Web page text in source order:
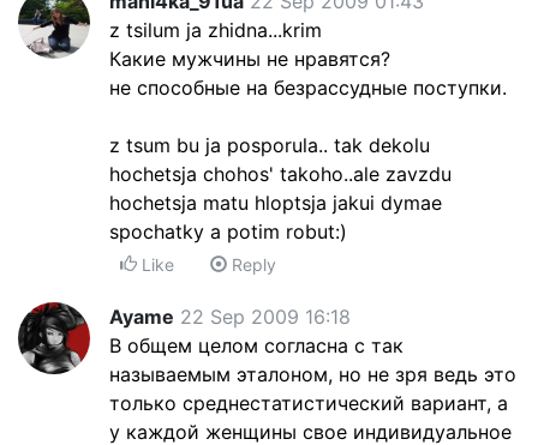
z tsilum ja zhidna...krim
Какие мужчины не нравятся?
не способные на безрассудные поступки.
z tsum bu ja posporula.. tak dekolu
hochetsja chohos' takoho..ale zavzdu
hochetsja matu hloptsja jakui dymae
spochatky a potim robut:)
Like Reply
Ayame 22 Sep 2009 16:18
В общем целом согласна с так
называемым эталоном, но не зря ведь это
только среднестатистический вариант, а
у каждой женщины свое индивидуальное